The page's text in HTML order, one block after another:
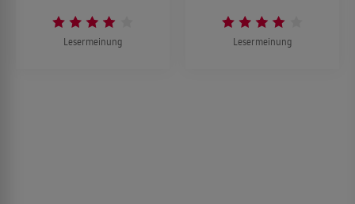
Lesermeinung Lesermeinung